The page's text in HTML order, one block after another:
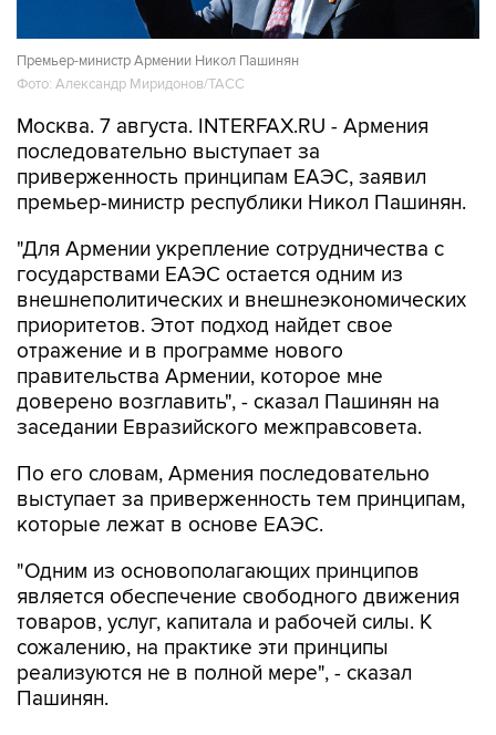
Премьер-министр Армении Никол Пашинян
Фото: Александр Миридонов/ТАСС
Москва. 7 августа. INTERFAX.RU - Армения
приверженность принципам ЕАЭС, заявил
премьер-министр республики Никол Пашинян.
"Для Армении укрепление сотрудничества с
внешнеполитических и внешнеэкономических
приоритетов. Этот подход найдет свое
отражение и в программе нового
правительства Армении, которое мне
доверено возглавить", - сказал Пашинян на
заседании Евразийского межправсовета.
По его словам, Армения последовательно
которые лежат в основе ЕАЭС.
"Одним из основополагающих принципов
товаров, услуг, капитала и рабочей силы. К
сожалению, на практике эти принципы
реализуются не в полной мере", - сказал
Пашинян.
По его словам, отдельные ограничения и